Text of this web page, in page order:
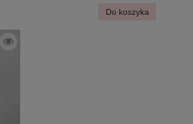
Do koszyka